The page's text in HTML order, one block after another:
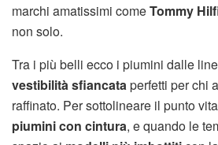
marchi amatissimi comeTommy
non solo.
Tra i più belli ecco i piumini dalle
vestibilità sfiancataperfetti per chi
raffinato. Per sottolineare il punto
piumini con cintura, e quando le